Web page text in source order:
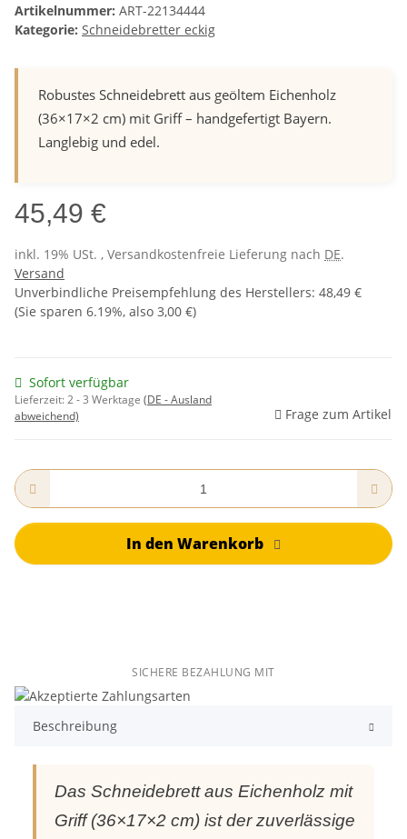
Artikelnummer: ART-22134444
Kategorie: Schneidebretter eckig
Robustes Schneidebrett aus geöltem Eichenholz
(36×17×2 cm) mit Griff – handgefertigt Bayern.
Langlebig und edel.
45,49 €
inkl. 19% USt. , Versandkostenfreie Lieferung nach DE.
Versand
Unverbindliche Preisempfehlung des Herstellers: 48,49 €
(Sie sparen 6.19%, also 3,00 €)
Sofort verfügbar
Lieferzeit:2 - 3 Werktage (DE - Ausland
abweichend)
Frage zum Artikel
In den Warenkorb
SICHERE BEZAHLUNG MIT
Beschreibung
Das Schneidebrett aus Eichenholz mit
Griff (36×17×2 cm) ist der zuverlässige